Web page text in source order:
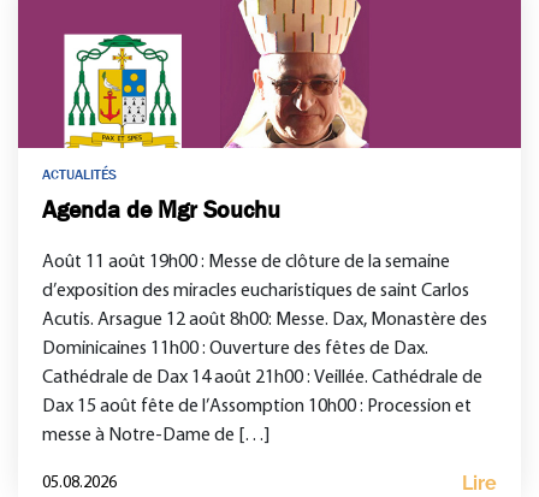
ACTUALITÉS
Agenda de Mgr Souchu
Août 11 août 19h00 : Messe de clôture de la semaine
d’exposition des miracles eucharistiques de saint Carlos
Acutis. Arsague 12 août 8h00: Messe. Dax, Monastère des
Dominicaines 11h00 : Ouverture des fêtes de Dax.
Cathédrale de Dax 14 août 21h00 : Veillée. Cathédrale de
Dax 15 août fête de l’Assomption 10h00 : Procession et
messe à Notre-Dame de […]
05.08.2026 Lire